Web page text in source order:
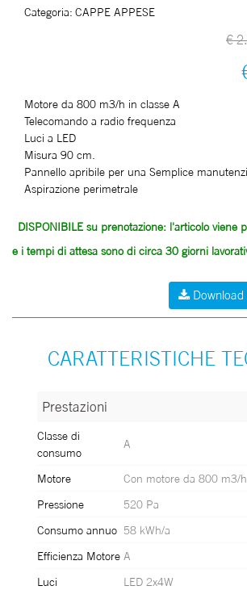
Categoria: CAPPE APPESE
€
Motore da 800 m3/h in classe A
Telecomando a radio frequenza
Luci a LED
Misura 90 cm.
Pannello apribile per una Semplice
Aspirazione perimetrale
DISPONIBILE su prenotazione: l'articolo viene
e i tempi di attesa sono di circa 30 giorni
Download
CARATTERISTICHE
Prestazioni
Classe di
consumo
A
Motore
Con motore da 800 m3/h
Pressione
520 Pa
Consumo annuo 58 kWh/a
Efficienza Motore A
Luci
LED 2x4W